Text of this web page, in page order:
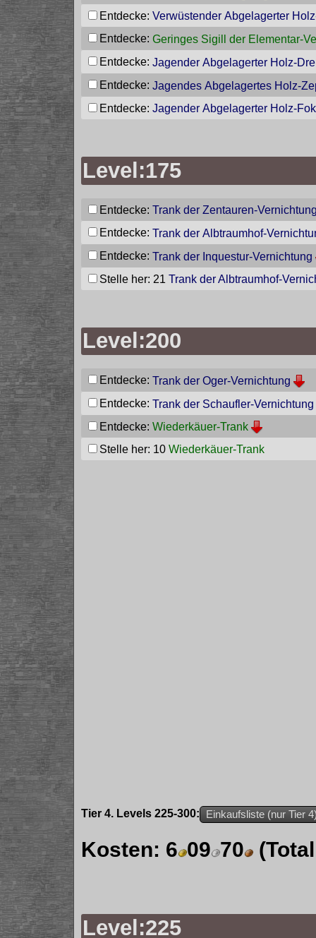
Entdecke: Verwüstender Abgelagerter
Entdecke: Geringes Sigill der Elementar-
Entdecke: Jagender Abgelagerter Holz-
Entdecke: Jagendes Abgelagertes Holz-
Entdecke: Jagender Abgelagerter Holz-
Level:175
Entdecke: Trank der Zentauren-
Entdecke: Trank der Albtraumhof-
Entdecke: Trank der Inquestur-Vernichtung
Stelle her: 21 Trank der Albtraumhof-
Level:200
Entdecke: Trank der Oger-Vernichtung
Entdecke: Trank der Schaufler-Vernichtung
Entdecke: Wiederkäuer-Trank
Stelle her: 10 Wiederkäuer-Trank
Tier 4. Levels 225-300: Einkaufsliste (nur Tier
Kosten: 6 09 70
Level:225